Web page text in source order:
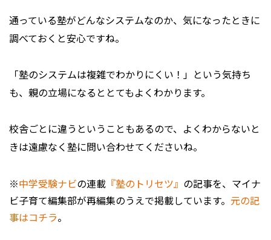
通っている塾がどんなシステムなのか、気になったときに
調べておくと安心ですね。
「塾のシステムは複雑でわかりにくい！」という気持ち
も、親の立場になるととてもよくわかります。
校舎ごとに違うということもあるので、よくわからないと
きは遠慮なく塾に問い合わせてくださいね。
※中学受験ナビの連載 『塾のトリセツ』 の記事を、マイナ
ビ子育て編集部が再編集のうえで掲載しています。 元の記
事はコチラ。